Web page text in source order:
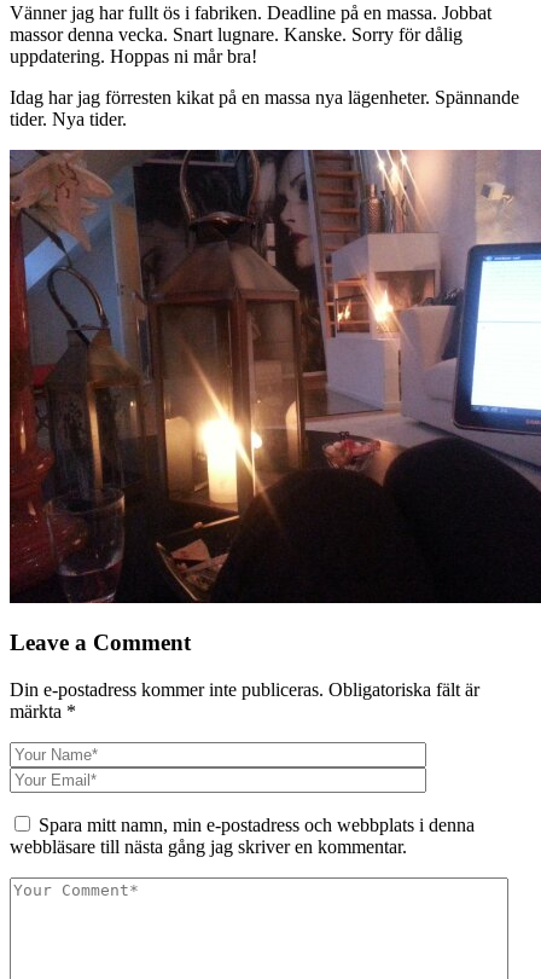
Vänner jag har fullt ös i fabriken. Deadline på en massa. Jobbat
massor denna vecka. Snart lugnare. Kanske. Sorry för dålig
uppdatering. Hoppas ni mår bra!
Idag har jag förresten kikat på en massa nya lägenheter. Spännande
tider. Nya tider.
Leave a Comment
Din e-postadress kommer inte publiceras. Obligatoriska fält är
märkta *
Spara mitt namn, min e-postadress och webbplats i denna
webbläsare till nästa gång jag skriver en kommentar.